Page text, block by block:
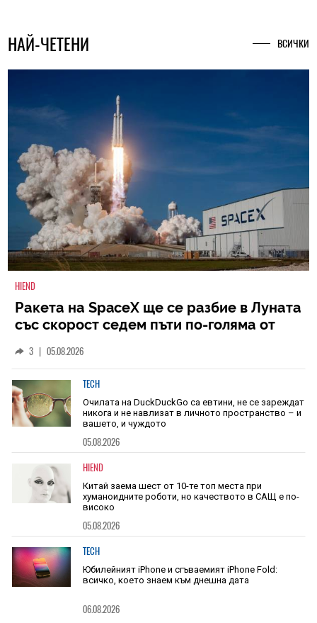
НАЙ-ЧЕТЕНИ ВСИЧКИ
HIEND
Ракета на SpaceX ще се разбие в Луната
със скорост седем пъти по-голяма от
3 | 05.08.2026
TECH
Очилата на DuckDuckGo са евтини, не се зареждат
никога и не навлизат в личното пространство – и
вашето, и чуждото
05.08.2026
HIEND
Китай заема шест от 10-те топ места при
хуманоидните роботи, но качеството в САЩ е по-
високо
05.08.2026
TECH
Юбилейният iPhone и сгъваемият iPhone Fold:
всичко, което знаем към днешна дата
06.08.2026